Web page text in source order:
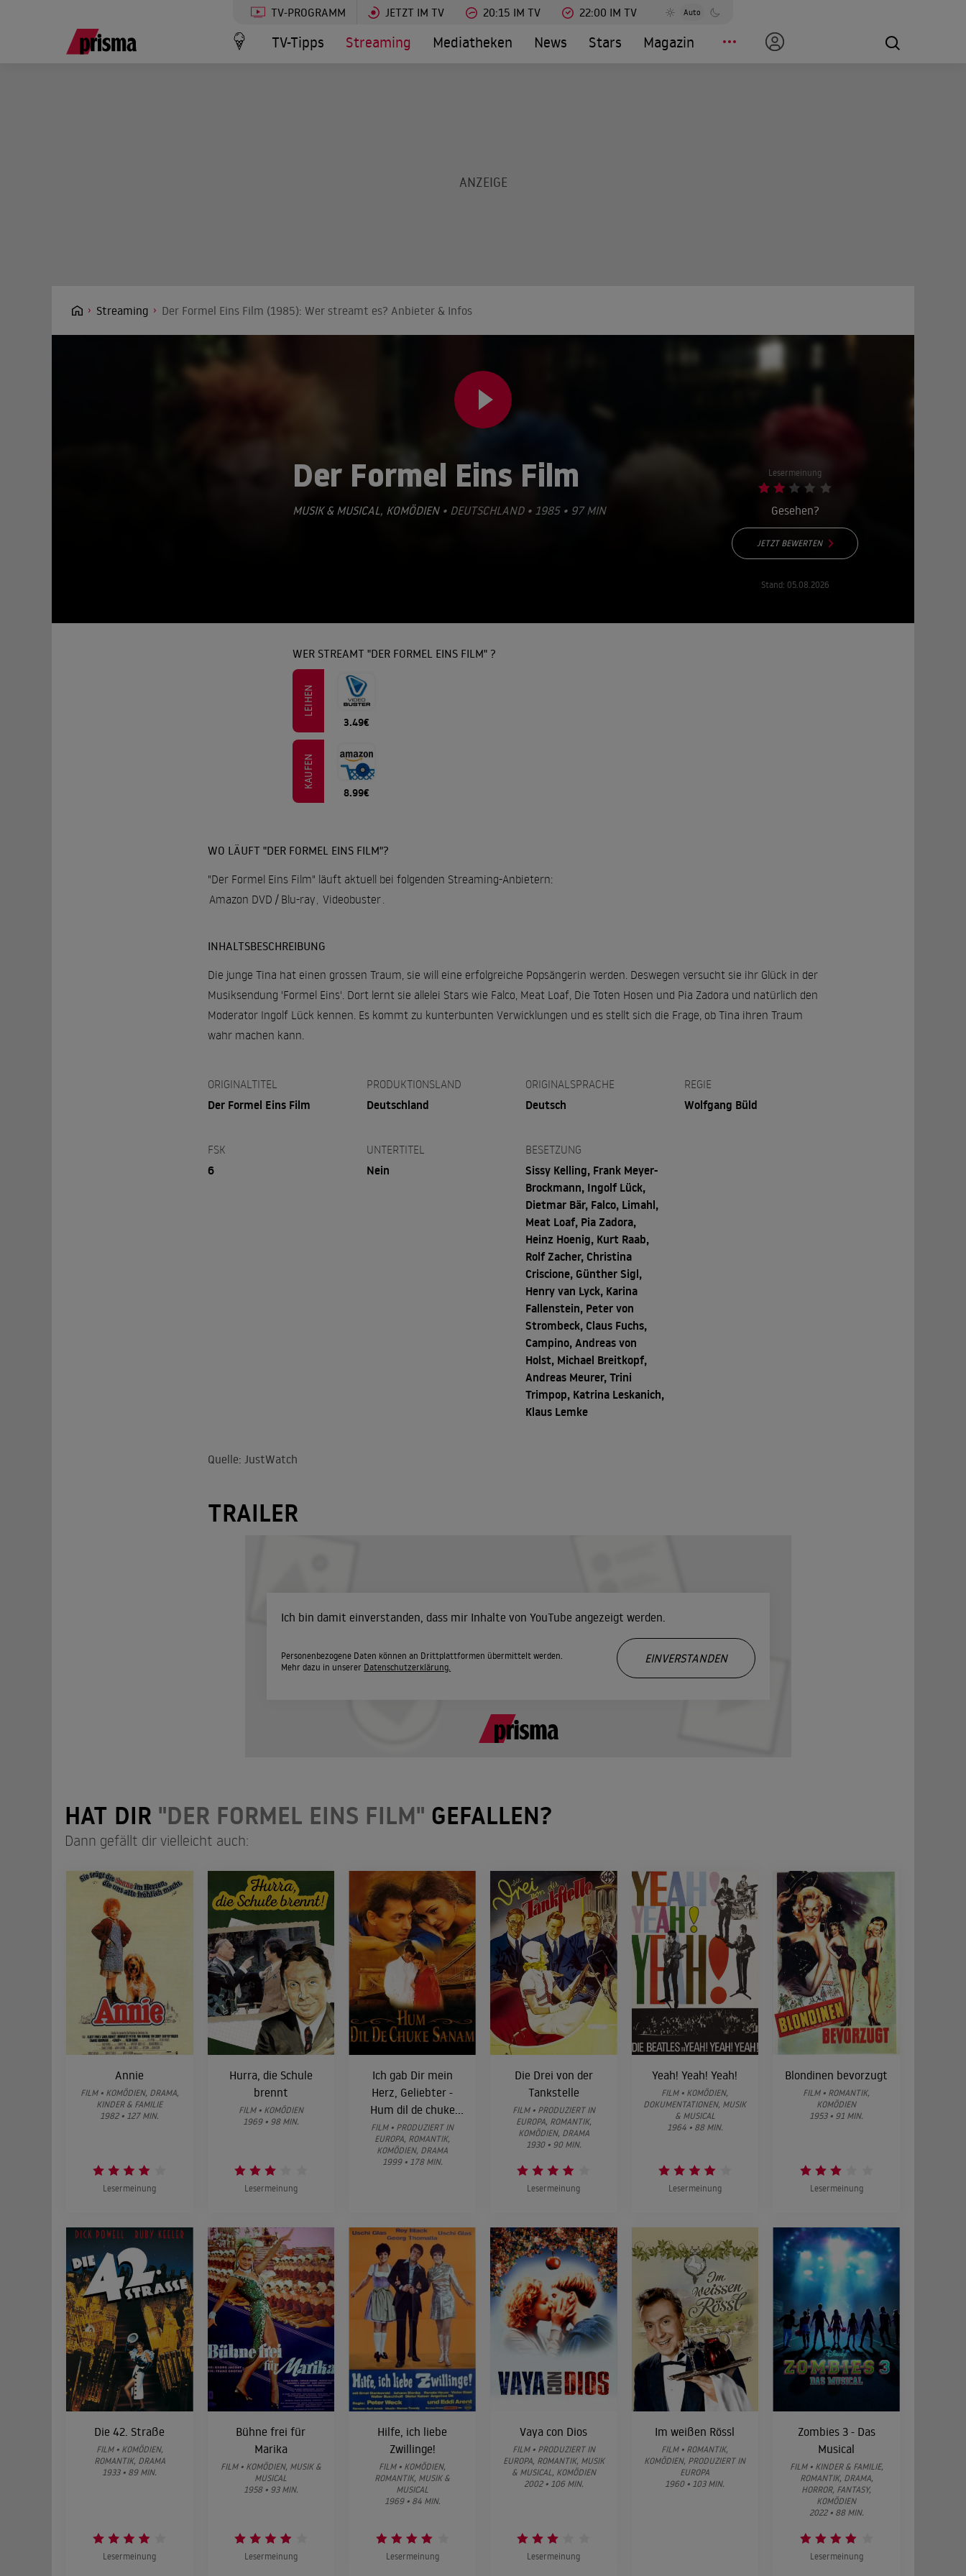
TV-PROGRAMM JETZT IM TV 20:15 IM TV 22:00 IM TV Auto
TV-Tipps Streaming Mediatheken News Stars Magazin
Streaming Der Formel Eins Film (1985): Wer streamt es? Anbieter & Infos
Der Formel Eins Film
MUSIK & MUSICAL, KOMÖDIEN• DEUTSCHLAND • 1985 • 97 MIN
Lesermeinung
Gesehen?
JETZT BEWERTEN
Stand: 05.08.2026
WER STREAMT "DER FORMEL EINS FILM" ?
LEIHEN
3.49€
KAUFEN
8.99€
WO LÄUFT "DER FORMEL EINS FILM"?
"Der Formel Eins Film" läuft aktuell bei folgenden Streaming-Anbietern:
Amazon DVD / Blu-ray, Videobuster.
INHALTSBESCHREIBUNG
Die junge Tina hat einen grossen Traum, sie will eine erfolgreiche Popsängerin werden. Deswegen versucht sie ihr Glück in der
Musiksendung 'Formel Eins'. Dort lernt sie allelei Stars wie Falco, Meat Loaf, Die Toten Hosen und Pia Zadora und natürlich den
Moderator Ingolf Lück kennen. Es kommt zu kunterbunten Verwicklungen und es stellt sich die Frage, ob Tina ihren Traum
wahr machen kann.
ORIGINALTITEL
Der Formel Eins Film
PRODUKTIONSLAND
Deutschland
ORIGINALSPRACHE
Deutsch
REGIE
Wolfgang Büld
FSK
6
UNTERTITEL
Nein
BESETZUNG
Sissy Kelling, Frank Meyer-
Brockmann, Ingolf Lück,
Dietmar Bär, Falco, Limahl,
Meat Loaf, Pia Zadora,
Heinz Hoenig, Kurt Raab,
Rolf Zacher, Christina
Criscione, Günther Sigl,
Henry van Lyck, Karina
Fallenstein, Peter von
Strombeck, Claus Fuchs,
Campino, Andreas von
Holst, Michael Breitkopf,
Andreas Meurer, Trini
Trimpop, Katrina Leskanich,
Klaus Lemke
Quelle: JustWatch
TRAILER
Ich bin damit einverstanden, dass mir Inhalte von YouTube angezeigt werden.
Personenbezogene Daten können an Drittplattformen übermittelt werden.
Mehr dazu in unserer Datenschutzerklärung.
EINVERSTANDEN
HAT DIR "DER FORMEL EINS FILM" GEFALLEN?
Dann gefällt dir vielleicht auch:
Annie
FILM • KOMÖDIEN, DRAMA,
KINDER & FAMILIE
1982 • 127 MIN.
Lesermeinung
Hurra, die Schule
brennt
FILM • KOMÖDIEN
1969 • 98 MIN.
Lesermeinung
Ich gab Dir mein
Herz, Geliebter -
Hum dil de chuke
sanam
FILM • PRODUZIERT IN
EUROPA, ROMANTIK,
KOMÖDIEN, DRAMA
1999 • 178 MIN.
Die Drei von der
Tankstelle
FILM • PRODUZIERT IN
EUROPA, ROMANTIK,
KOMÖDIEN, DRAMA
1930 • 90 MIN.
Lesermeinung
Yeah! Yeah! Yeah!
FILM • KOMÖDIEN,
DOKUMENTATIONEN, MUSIK
& MUSICAL
1964 • 88 MIN.
Lesermeinung
Blondinen bevorzugt
FILM • ROMANTIK,
KOMÖDIEN
1953 • 91 MIN.
Lesermeinung
Die 42. Straße
FILM • KOMÖDIEN,
ROMANTIK, DRAMA
1933 • 89 MIN.
Lesermeinung
Bühne frei für
Marika
FILM • KOMÖDIEN, MUSIK &
MUSICAL
1958 • 93 MIN.
Lesermeinung
Hilfe, ich liebe
Zwillinge!
FILM • KOMÖDIEN,
ROMANTIK, MUSIK &
MUSICAL
1969 • 84 MIN.
Lesermeinung
Vaya con Dios
FILM • PRODUZIERT IN
EUROPA, ROMANTIK, MUSIK
& MUSICAL, KOMÖDIEN
2002 • 106 MIN.
Lesermeinung
Im weißen Rössl
FILM • ROMANTIK,
KOMÖDIEN, PRODUZIERT IN
EUROPA
1960 • 103 MIN.
Zombies 3 - Das
Musical
FILM • KINDER & FAMILIE,
ROMANTIK, DRAMA,
HORROR, FANTASY,
KOMÖDIEN
2022 • 88 MIN.
Lesermeinung